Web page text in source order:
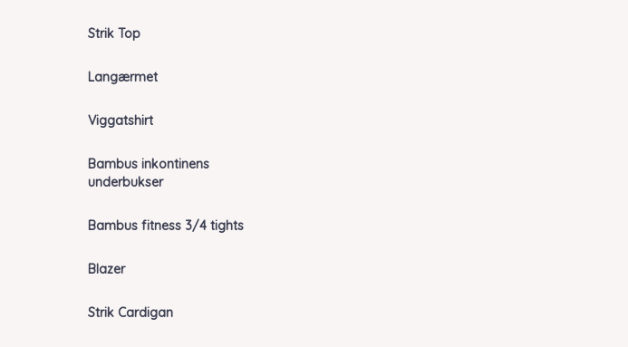
Strik Top
Langærmet
Viggatshirt
Bambus inkontinens
underbukser
Bambus fitness 3/4 tights
Blazer
Strik Cardigan